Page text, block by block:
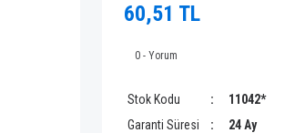
60,51 TL
0 - Yorum
Stok Kodu 11042*
Garanti Süresi
24 Ay